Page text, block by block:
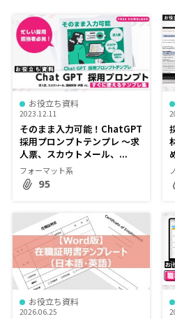
お役立ち資料
2023.12.11
そのまま入力可能！ChatGPT
採用プロンプトテンプレ ～求
人票、スカウトメール、...
フォーマット系
95
お役立ち資料
2026.06.25